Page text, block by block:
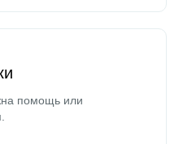
помощь или